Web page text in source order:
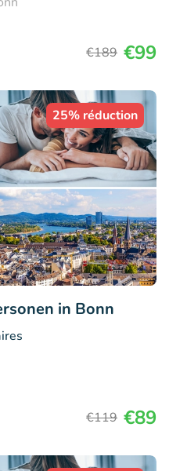
€189 €99
25% réduction
in Bonn
€119 €89